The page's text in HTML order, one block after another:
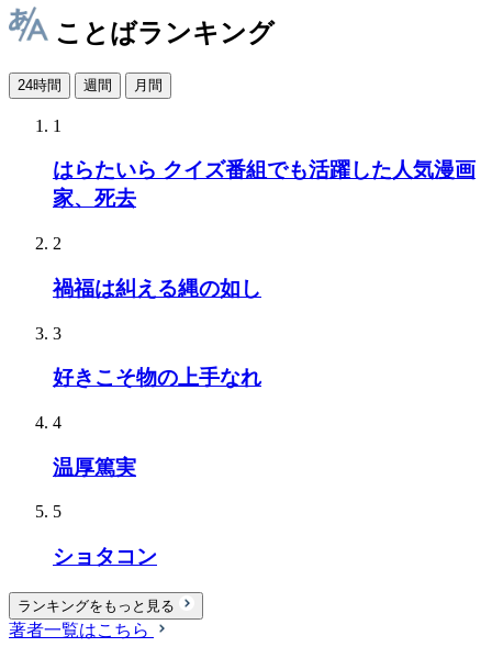
ことばランキング
24時間 週間 月間
1
はらたいら クイズ番組でも活躍した人気漫画
家、死去
2
禍福は糾える縄の如し
3
好きこそ物の上手なれ
4
温厚篤実
5
ショタコン
ランキングをもっと見る
著者一覧はこちら